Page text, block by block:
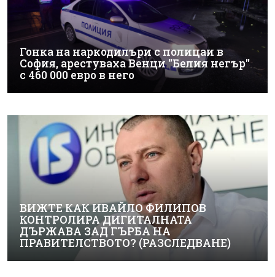
Гонка на наркодилъри с полицаи в
София, арестуваха Венци "Белия негър"
с 460 000 евро в него
ВИЖТЕ КАК ИВАЙЛО ФИЛИПОВ
КОНТРОЛИРА ДИГИТАЛНАТА
ДЪРЖАВА ЗАД ГЪРБА НА
ПРАВИТЕЛСТВОТО? (РАЗСЛЕДВАНЕ)